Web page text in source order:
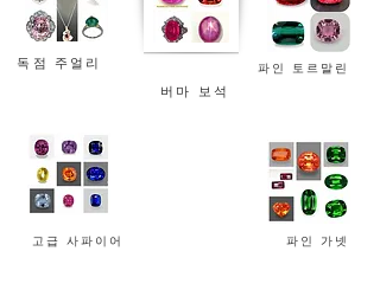
독점 주얼리 파인 토르말린
버마 보석
고급 사파이어 파인 가넷